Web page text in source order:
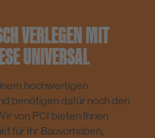
VERLEGEN MIT
UNIVERSAL
hochwertigen
benötigen dafür noch den
von PCI bieten Ihnen
für Ihr Bauvorhaben,